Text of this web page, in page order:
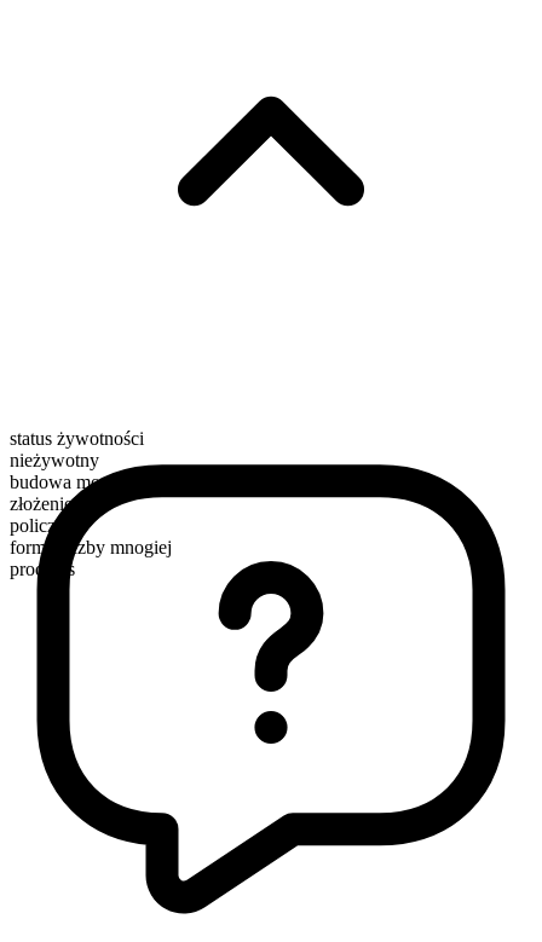
status żywotności
nieżywotny
budowa morfologiczna
złożenie
policzalny
forma liczby mnogiej
products